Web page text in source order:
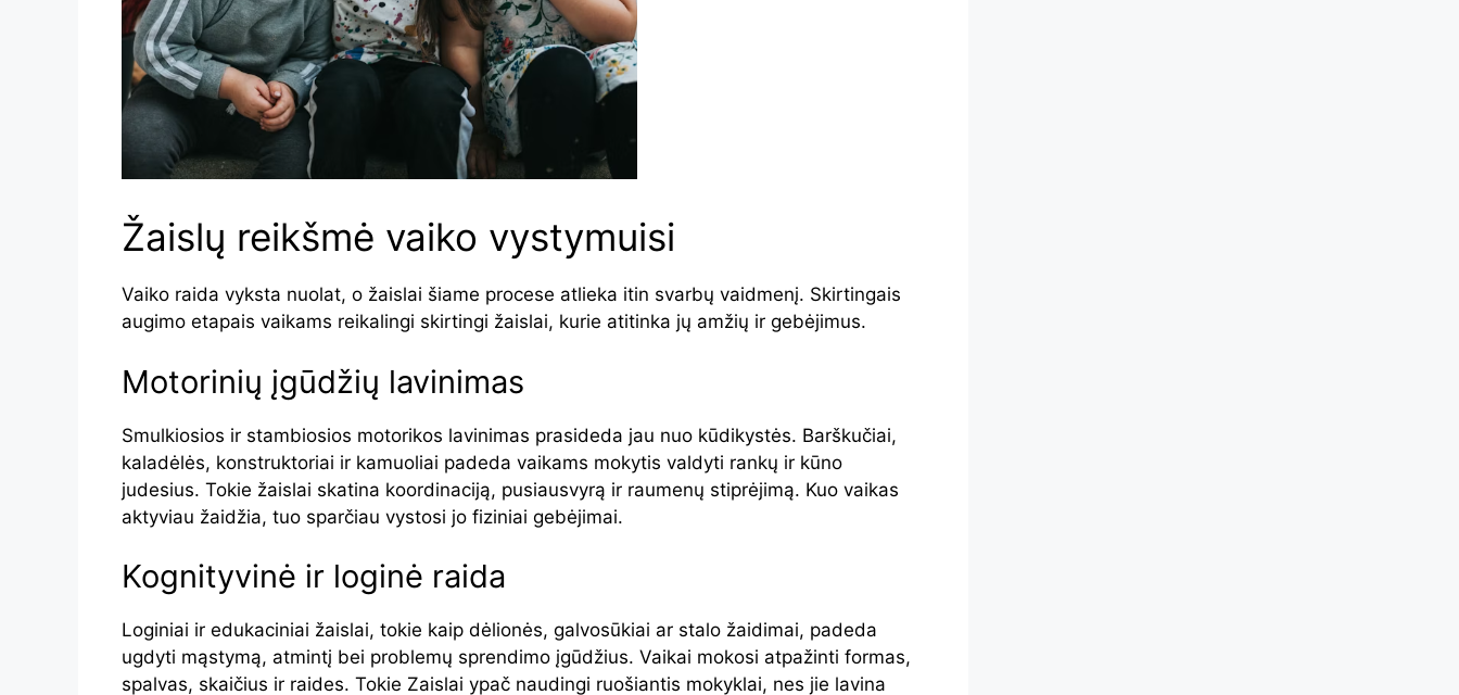
Žaislų reikšmė vaiko vystymuisi
Vaiko raida vyksta nuolat, o žaislai šiame procese atlieka itin svarbų vaidmenį. Skirtingais
augimo etapais vaikams reikalingi skirtingi žaislai, kurie atitinka jų amžių ir gebėjimus.
Motorinių įgūdžių lavinimas
Smulkiosios ir stambiosios motorikos lavinimas prasideda jau nuo kūdikystės. Barškučiai,
kaladėlės, konstruktoriai ir kamuoliai padeda vaikams mokytis valdyti rankų ir kūno
judesius. Tokie žaislai skatina koordinaciją, pusiausvyrą ir raumenų stiprėjimą. Kuo vaikas
aktyviau žaidžia, tuo sparčiau vystosi jo fiziniai gebėjimai.
Kognityvinė ir loginė raida
Loginiai ir edukaciniai žaislai, tokie kaip dėlionės, galvosūkiai ar stalo žaidimai, padeda
ugdyti mąstymą, atmintį bei problemų sprendimo įgūdžius. Vaikai mokosi atpažinti formas,
spalvas, skaičius ir raides. Tokie Zaislai ypač naudingi ruošiantis mokyklai, nes jie lavina